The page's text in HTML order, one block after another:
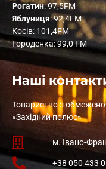
Рогатин: 97,5FM
Яблуниця: 92,4FM
Косів: 101,4FM
Городенка: 99,0 FM
Наші
Товариство з
«Західний полюс»
м. Івано-
+38 050 433